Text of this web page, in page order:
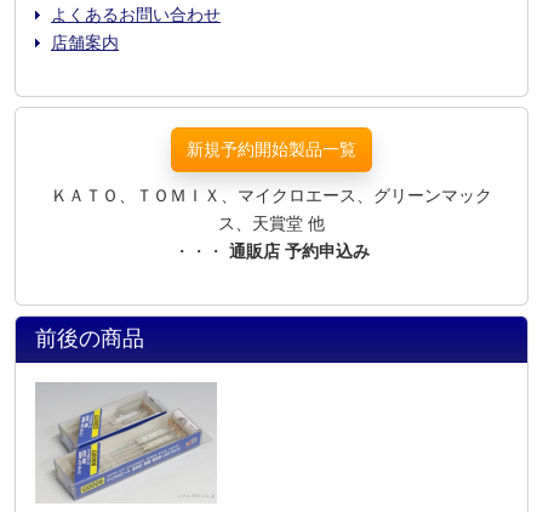
よくあるお問い合わせ
店舗案内
新規予約開始製品一覧
ＫＡＴＯ、ＴＯＭＩＸ、マイクロエース、グリーンマック
ス、天賞堂 他
・・・ 通販店 予約申込み
前後の商品